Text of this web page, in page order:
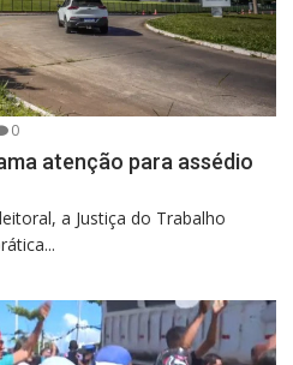
0
atenção para assédio
a Justiça do Trabalho